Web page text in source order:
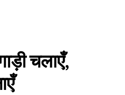
चलाएँ,